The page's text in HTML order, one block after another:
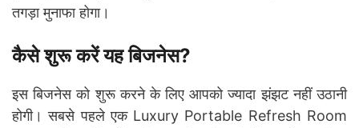
तगड़ा मुनाफा होगा।
कैसे शुरू करें यह बिजनेस?
इस बिजनेस को शुरू करने के लिए आपको ज्यादा झंझट नहीं उठानी
होगी। सबसे पहले एक Luxury Portable Refresh Room